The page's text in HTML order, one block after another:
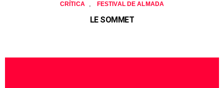
CRÍTICA FESTIVAL DE ALMADA
LE SOMMET